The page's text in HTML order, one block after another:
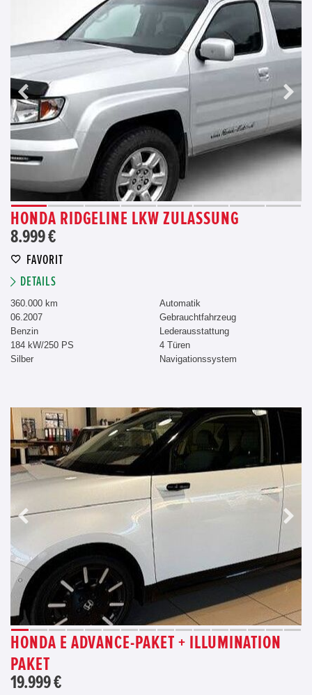
HONDA RIDGELINE LKW ZULASSUNG
8.999 €
FAVORIT
DETAILS
360.000 km
06.2007
Benzin
184 kW/250 PS
Silber
Automatik
Gebrauchtfahrzeug
Lederausstattung
4 Türen
Navigationssystem
HONDA E ADVANCE-PAKET + ILLUMINATION
PAKET
19.999 €